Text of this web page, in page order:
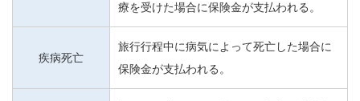
療を受けた場合に保険金が支払われる。
疾病死亡
旅行行程中に病気によって死亡した場合に
保険金が支払われる。